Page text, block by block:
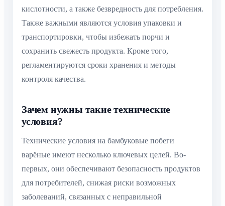
кислотности, а также безвредность для потребления.
Также важными являются условия упаковки и
транспортировки, чтобы избежать порчи и
сохранить свежесть продукта. Кроме того,
регламентируются сроки хранения и методы
контроля качества.
Зачем нужны такие технические
условия?
Технические условия на бамбуковые побеги
варёные имеют несколько ключевых целей. Во-
первых, они обеспечивают безопасность продуктов
для потребителей, снижая риски возможных
заболеваний, связанных с неправильной